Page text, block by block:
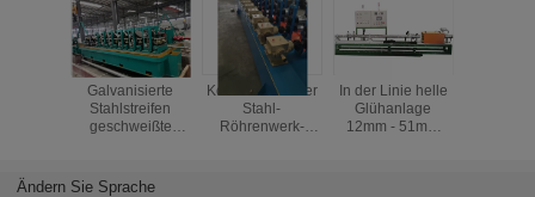
Galvanisierte
Stahlstreifen
geschweißte
Kohlenstoffarmer
Stahl-
Röhrenwerk-
In der Linie helle
Glühanlage
12mm - 51mm
Ändern Sie Sprache